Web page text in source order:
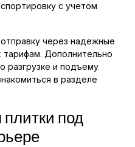
с учетом
через надежные
тарифам. Дополнительно
разгрузке и подъему
в разделе
под